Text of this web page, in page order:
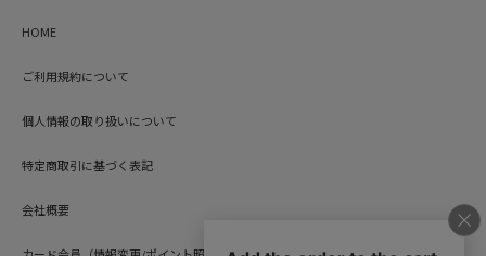
HOME
ご利用規約について
個人情報の取り扱いについて
特定商取引に基づく表記
会社概要